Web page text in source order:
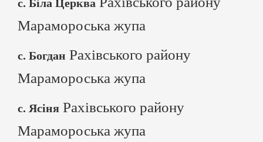
с. Біла Церква
Марамороська жупа
с. Богдан Рахівського району
Марамороська жупа
с. Ясіня Рахівського району
Марамороська жупа